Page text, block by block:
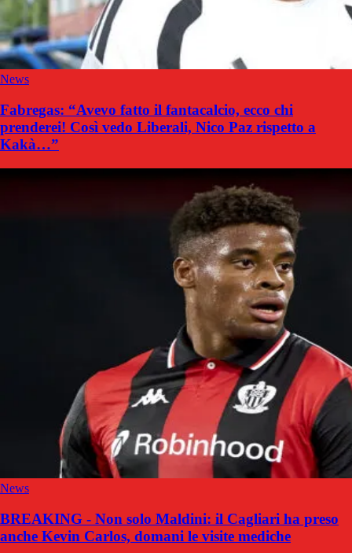
News
Fabregas: “Avevo fatto il fantacalcio, ecco chi
prenderei! Così vedo Liberali, Nico Paz rispetto a
Kakà…”
News
BREAKING - Non solo Maldini: il Cagliari ha preso
anche Kevin Carlos, domani le visite mediche